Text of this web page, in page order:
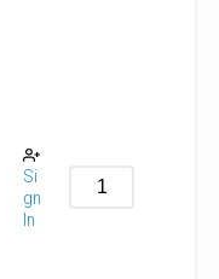
Si
gn
In